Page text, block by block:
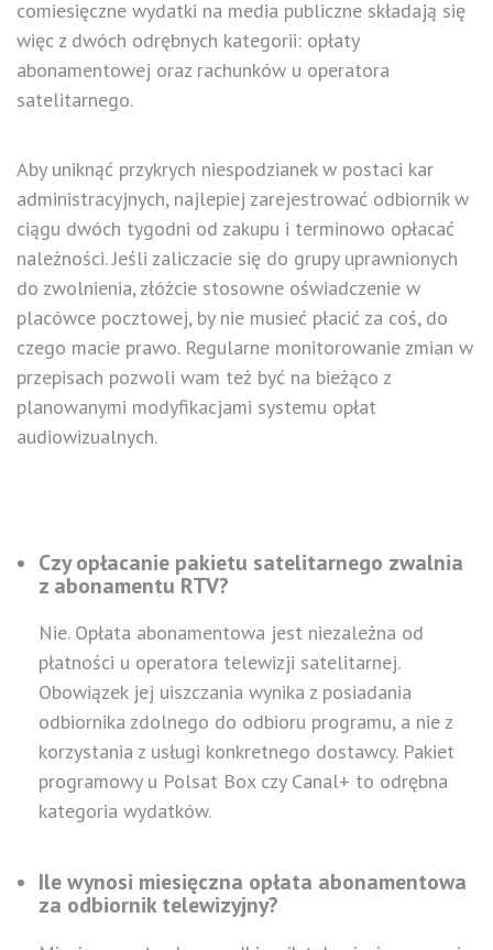
comiesięczne wydatki na media publiczne składają się
więc z dwóch odrębnych kategorii: opłaty
abonamentowej oraz rachunków u operatora
satelitarnego.
Aby uniknąć przykrych niespodzianek w postaci kar
administracyjnych, najlepiej zarejestrować odbiornik w
ciągu dwóch tygodni od zakupu i terminowo opłacać
należności. Jeśli zaliczacie się do grupy uprawnionych
do zwolnienia, złóżcie stosowne oświadczenie w
placówce pocztowej, by nie musieć płacić za coś, do
czego macie prawo. Regularne monitorowanie zmian w
przepisach pozwoli wam też być na bieżąco z
planowanymi modyfikacjami systemu opłat
audiowizualnych.
Czy opłacanie pakietu satelitarnego zwalnia
z abonamentu RTV?
Nie. Opłata abonamentowa jest niezależna od
płatności u operatora telewizji satelitarnej.
Obowiązek jej uiszczania wynika z posiadania
odbiornika zdolnego do odbioru programu, a nie z
korzystania z usługi konkretnego dostawcy. Pakiet
programowy u Polsat Box czy Canal+ to odrębna
kategoria wydatków.
Ile wynosi miesięczna opłata abonamentowa
za odbiornik telewizyjny?